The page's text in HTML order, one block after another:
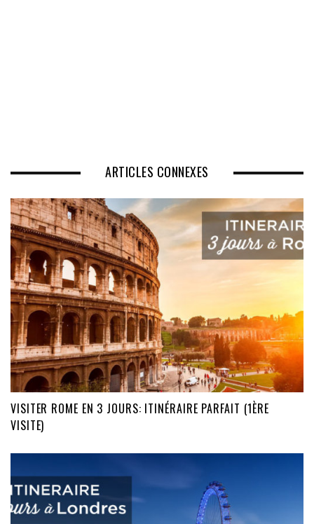
ARTICLES CONNEXES
VISITER ROME EN 3 JOURS: ITINÉRAIRE PARFAIT (1ÈRE
VISITE)